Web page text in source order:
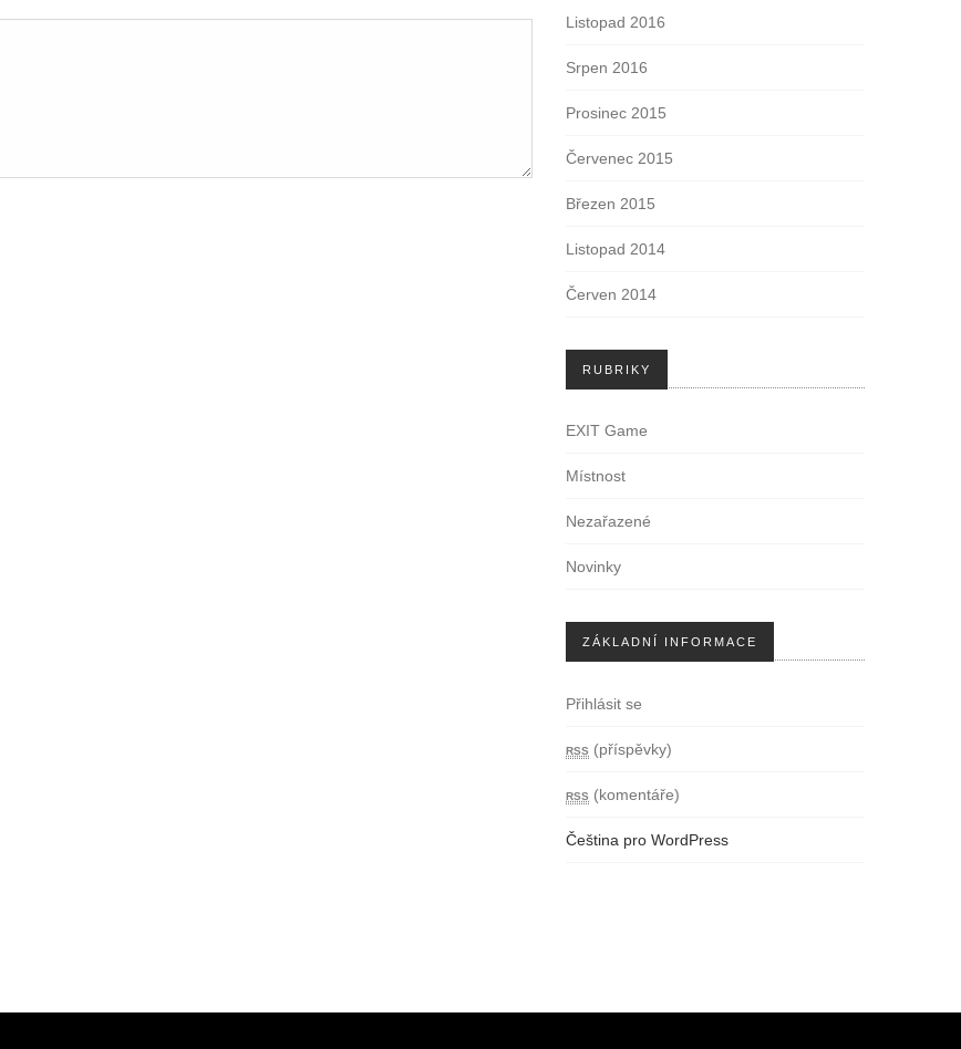
Listopad 2016
Srpen 2016
Prosinec 2015
Červenec 2015
Březen 2015
Listopad 2014
Červen 2014
RUBRIKY
EXIT Game
Místnost
Nezařazené
Novinky
ZÁKLADNÍ INFORMACE
Přihlásit se
rss (příspěvky)
rss (komentáře)
Čeština pro WordPress